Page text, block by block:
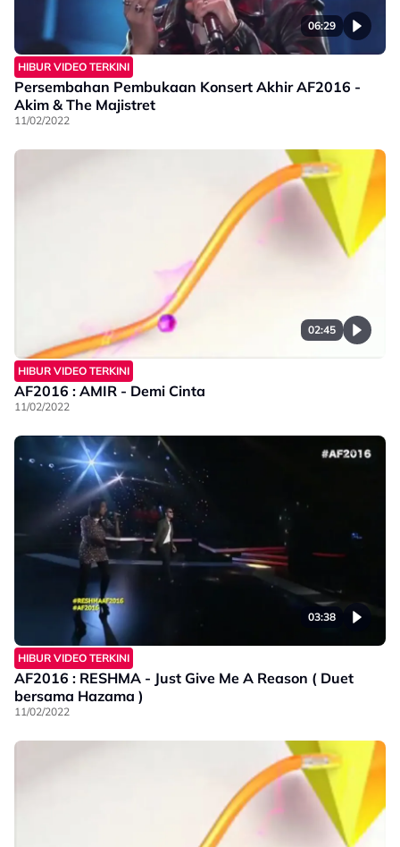
06:29
HIBUR VIDEO TERKINI
Persembahan Pembukaan Konsert Akhir AF2016 -
Akim & The Majistret
11/02/2022
02:45
HIBUR VIDEO TERKINI
AF2016 : AMIR - Demi Cinta
11/02/2022
03:38
HIBUR VIDEO TERKINI
AF2016 : RESHMA - Just Give Me A Reason ( Duet
bersama Hazama )
11/02/2022